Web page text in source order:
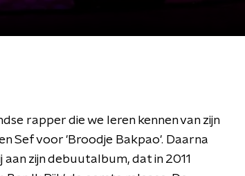
rapper die we leren kennen van zijn
Sef voor 'Broodje Bakpao'. Daarna
zijn debuutalbum, dat in 2011